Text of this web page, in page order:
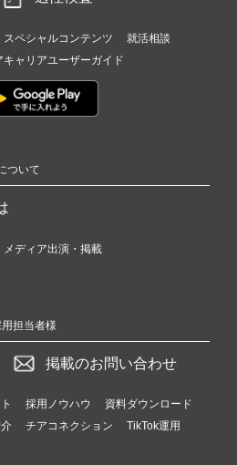
スペシャルコンテンツ
就活相談
キャリアユーザーガイド
ついて
メディア出演・掲載
担当者様
掲載のお問い合わせ
採用ノウハウ
資料ダウンロード
チアコネクション
TikTok運用